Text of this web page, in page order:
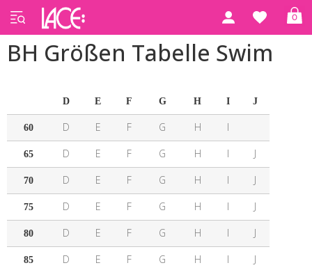
0
BH Größen Tabelle Swim
D E F G H I J
60 D E F G H I
65 D E F G H I J
70 D E F G H I J
75 D E F G H I J
80 D E F G H I J
85 D E F G H I J